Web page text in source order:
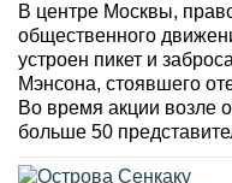
В центре Москвы,
общественного
устроен пикет и
Мэнсона, стоявшего
Во время акции возле
больше 50